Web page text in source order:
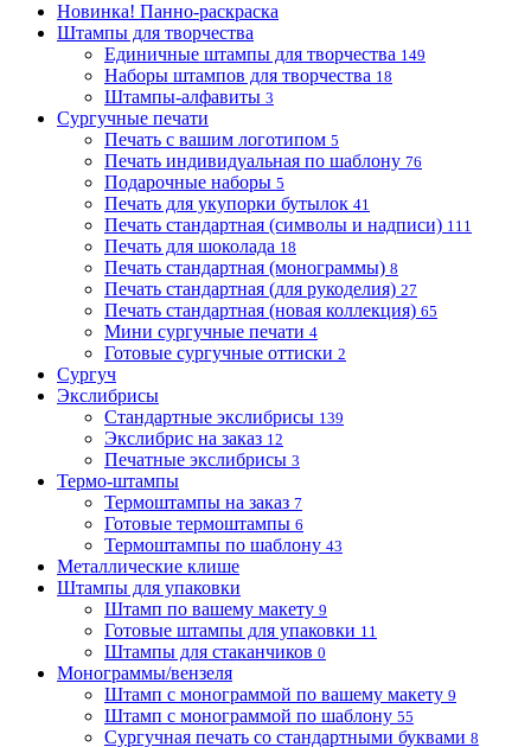
Новинка! Панно-раскраска
Штампы для творчества
Единичные штампы для творчества 149
Наборы штампов для творчества 18
Штампы-алфавиты 3
Сургучные печати
Печать с вашим логотипом 5
Печать индивидуальная по шаблону 76
Подарочные наборы 5
Печать для укупорки бутылок 41
Печать стандартная (символы и надписи) 111
Печать для шоколада 18
Печать стандартная (монограммы) 8
Печать стандартная (для рукоделия) 27
Печать стандартная (новая коллекция) 65
Мини сургучные печати 4
Готовые сургучные оттиски 2
Сургуч
Экслибрисы
Стандартные экслибрисы 139
Экслибрис на заказ 12
Печатные экслибрисы 3
Термо-штампы
Термоштампы на заказ 7
Готовые термоштампы 6
Термоштампы по шаблону 43
Металлические клише
Штампы для упаковки
Штамп по вашему макету 9
Готовые штампы для упаковки 11
Штампы для стаканчиков 0
Монограммы/вензеля
Штамп с монограммой по вашему макету 9
Штамп с монограммой по шаблону 55
Сургучная печать со стандартными буквами 8